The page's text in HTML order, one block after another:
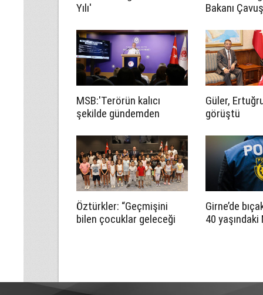
Yılı'
Bakanı
MSB:'Terörün kalıcı
şekilde gündemden
Türkiye'nin değil,
bölgemizin de barış,
güvenlik ve istikrarına
önemli katkılar sağlar'
Güler,
görüştü
Öztürkler: “Geçmişini
bilen çocuklar geleceği
Girne’de
40